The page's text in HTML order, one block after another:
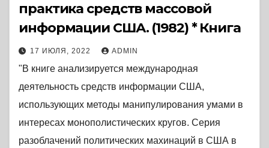
практика средств массовой
информации США. (1982) * Книга
17 ИЮЛЯ, 2022 ADMIN
"В книге анализируется международная
деятельность средств информации США,
использующих методы манипулирования умами в
интересах монополистических кругов. Серия
разоблачений политических махинаций в США в